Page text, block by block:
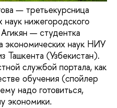
— третьекурсница
наук нижегородского
— студентка
экономических наук НИУ
(Узбекистан).
службой портала, как
обучения (спойлер
надо готовиться,
экономики.